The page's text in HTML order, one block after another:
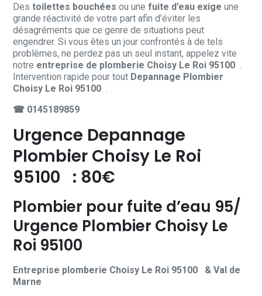
Destoilettes bouchées ou unefuite d’eau exige une
grande réactivité de votre part afin d’éviter les
désagréments que ce genre de situations peut
engendrer. Si vous êtes un jour confrontés à de tels
problèmes, ne perdez pas un seul instant, appelez vite
notre entreprise de plomberie Choisy Le Roi 95100.
Intervention rapide pour tout Depannage Plombier
Choisy Le Roi 95100.
☎ 0145189859
Urgence Depannage
Plombier Choisy Le Roi
95100 : 80€
Plombier pour fuite d’eau 95/
Urgence Plombier Choisy Le
Roi 95100
Entreprise plomberie Choisy Le Roi 95100 & Val de
Marne